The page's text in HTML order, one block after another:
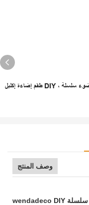
وصف المنتج
wendadeco DIY طقم إضاءة فسطون ، تجميع ضوء سلسلة B22